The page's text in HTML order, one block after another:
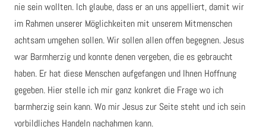
nie sein wollten. Ich glaube, dass er an uns appelliert, damit wir
im Rahmen unserer Möglichkeiten mit unserem Mitmenschen
achtsam umgehen sollen. Wir sollen allen offen begegnen. Jesus
war Barmherzig und konnte denen vergeben, die es gebraucht
haben. Er hat diese Menschen aufgefangen und Ihnen Hoffnung
gegeben. Hier stelle ich mir ganz konkret die Frage wo ich
barmherzig sein kann. Wo mir Jesus zur Seite steht und ich sein
vorbildliches Handeln nachahmen kann.